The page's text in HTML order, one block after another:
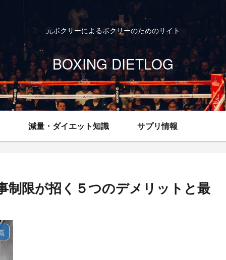
元ボクサーによるボクサーのためのサイト
BOXING DIETLOG
減量・ダイエット知識 サプリ情報
制限が招く５つのデメリットと最